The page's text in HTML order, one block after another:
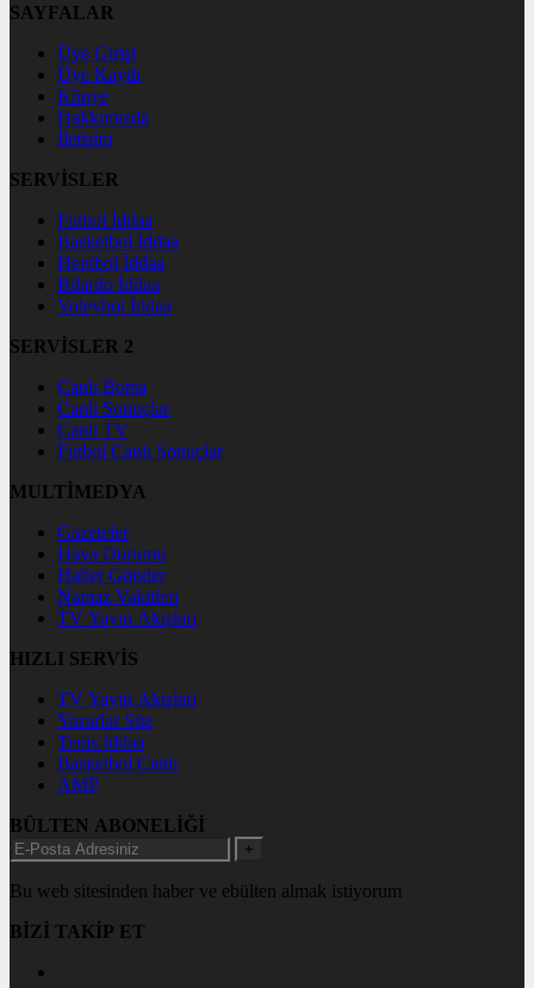
SAYFALAR
Üye Girişi
Üye Kaydı
Künye
Hakkımızda
İletişim
SERVİSLER
Futbol İddaa
Basketbol İddaa
Hentbol İddaa
Bilardo İddaa
Voleybol İddaa
SERVİSLER 2
Canlı Borsa
Canlı Sonuçlar
Canlı TV
Futbol Canlı Sonuçlar
MULTİMEDYA
Gazeteler
Hava Durumu
Haber Gönder
Namaz Vakitleri
TV Yayın Akışları
HIZLI SERVİS
TV Yayın Akışları
Yazarlar Site
Tenis İddaa
Basketbol Canlı
AMP
BÜLTEN ABONELİĞİ
+
Bu web sitesinden haber ve ebülten almak istiyorum
BİZİ TAKİP ET